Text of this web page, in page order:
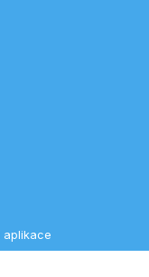
aplikace